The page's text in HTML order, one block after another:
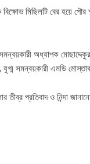
বিক্ষোভ মিছিলটি বের হয়ে
অধ্যাপক
সমন্বয়কারী এমডি
তীব্র প্রতিবাদ ও নিন্দা